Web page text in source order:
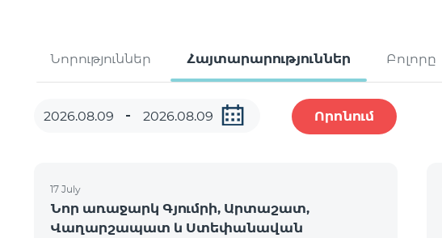
Նորություններ Հայտարարություններ Բոլորը
Որոնում
17 July
Նոր առաջարկ Գյումրի, Արտաշատ,
Վաղարշապատ և Ստեփանավան